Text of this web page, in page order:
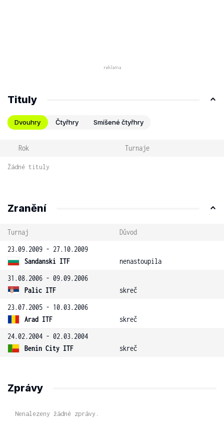
Tituly
Dvouhry Čtyřhry Smíšené čtyřhry
Rok Turnaje
Žádné tituly
Zranění
Turnaj
Důvod
23.09.2009 - 27.10.2009
Sandanski ITF
nenastoupila
31.08.2006 - 09.09.2006
Palic ITF
skreč
23.07.2005 - 10.03.2006
Arad ITF
skreč
24.02.2004 - 02.03.2004
Benin City ITF
skreč
Zprávy
Nenalezeny žádné zprávy.